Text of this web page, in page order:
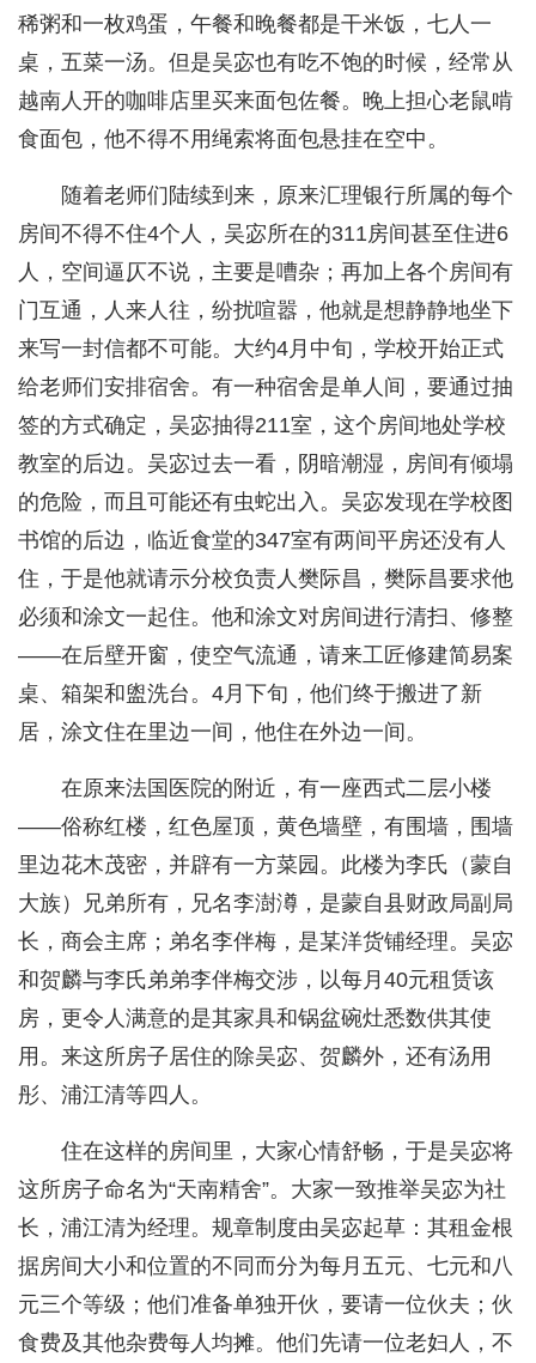
稀粥和一枚鸡蛋，午餐和晚餐都是干米饭，七人一
桌，五菜一汤。但是吴宓也有吃不饱的时候，经常从
越南人开的咖啡店里买来面包佐餐。晚上担心老鼠啃
食面包，他不得不用绳索将面包悬挂在空中。
随着老师们陆续到来，原来汇理银行所属的每个
房间不得不住4个人，吴宓所在的311房间甚至住进6
人，空间逼仄不说，主要是嘈杂；再加上各个房间有
门互通，人来人往，纷扰喧嚣，他就是想静静地坐下
来写一封信都不可能。大约4月中旬，学校开始正式
给老师们安排宿舍。有一种宿舍是单人间，要通过抽
签的方式确定，吴宓抽得211室，这个房间地处学校
教室的后边。吴宓过去一看，阴暗潮湿，房间有倾塌
的危险，而且可能还有虫蛇出入。吴宓发现在学校图
书馆的后边，临近食堂的347室有两间平房还没有人
住，于是他就请示分校负责人樊际昌，樊际昌要求他
必须和涂文一起住。他和涂文对房间进行清扫、修整
——在后壁开窗，使空气流通，请来工匠修建简易案
桌、箱架和盥洗台。4月下旬，他们终于搬进了新
居，涂文住在里边一间，他住在外边一间。
在原来法国医院的附近，有一座西式二层小楼
——俗称红楼，红色屋顶，黄色墙壁，有围墙，围墙
里边花木茂密，并辟有一方菜园。此楼为李氏（蒙自
大族）兄弟所有，兄名李澍澊，是蒙自县财政局副局
长，商会主席；弟名李伴梅，是某洋货铺经理。吴宓
和贺麟与李氏弟弟李伴梅交涉，以每月40元租赁该
房，更令人满意的是其家具和锅盆碗灶悉数供其使
用。来这所房子居住的除吴宓、贺麟外，还有汤用
彤、浦江清等四人。
住在这样的房间里，大家心情舒畅，于是吴宓将
这所房子命名为“天南精舍”。大家一致推举吴宓为社
长，浦江清为经理。规章制度由吴宓起草：其租金根
据房间大小和位置的不同而分为每月五元、七元和八
元三个等级；他们准备单独开伙，要请一位伙夫；伙
食费及其他杂费每人均摊。他们先请一位老妇人，不